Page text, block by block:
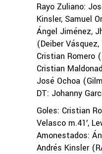
Rayo Zuliano:
Kinsler, Samuel
Ángel Jiménez,
(Deiber Vásquez,
Cristian Romero
Cristian
José Ochoa
DT: Johanny
Goles: Cristian
Velasco m.41′,
Amonestados:
Andrés Kinsler